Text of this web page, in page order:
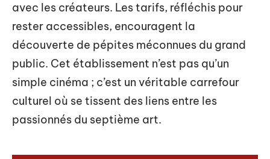
avec les créateurs. Les tarifs, réfléchis pour
rester accessibles, encouragent la
découverte de pépites méconnues du grand
public. Cet établissement n’est pas qu’un
simple cinéma ; c’est un véritable carrefour
culturel où se tissent des liens entre les
passionnés du septième art.